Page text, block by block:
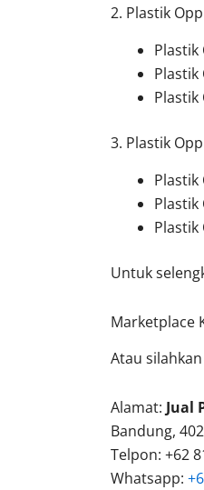
2. Plastik
Plastik
Plastik
Plastik
3. Plastik
Plastik
Plastik
Plastik
Untuk
Marketplace
Atau silahkan
Alamat: Jual
Bandung,
Telpon: +62
Whatsapp: